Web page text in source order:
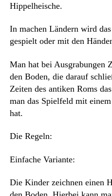
Hippelheische.
In machen Ländern wird
gespielt oder mit den
Man hat bei Ausgrabungen
den Boden, die darauf
Zeiten des antiken Roms
man das Spielfeld mit
hat.
Die Regeln:
Einfache Variante:
Die Kinder zeichnen einen